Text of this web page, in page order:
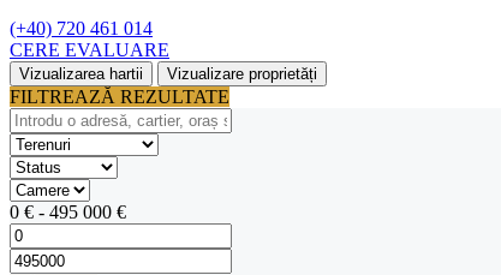
(+40) 720 461 014
CERE EVALUARE
Vizualizarea hartii Vizualizare proprietăți
FILTREAZĂ REZULTATE
0 € - 495 000 €